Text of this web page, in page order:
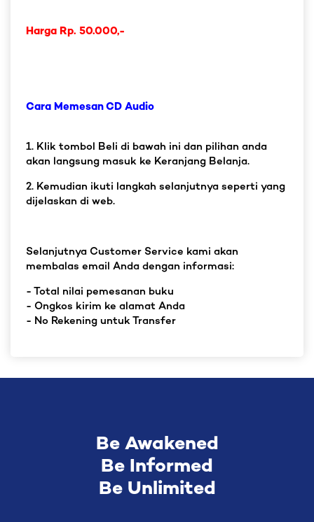
Harga Rp. 50.000,-
Cara Memesan CD Audio
1. Klik tombol Beli di bawah ini dan pilihan anda
akan langsung masuk ke Keranjang Belanja.
2. Kemudian ikuti langkah selanjutnya seperti yang
dijelaskan di web.
Selanjutnya Customer Service kami akan
membalas email Anda dengan informasi:
- Total nilai pemesanan buku
- Ongkos kirim ke alamat Anda
- No Rekening untuk Transfer
Be Awakened
Be Informed
Be Unlimited